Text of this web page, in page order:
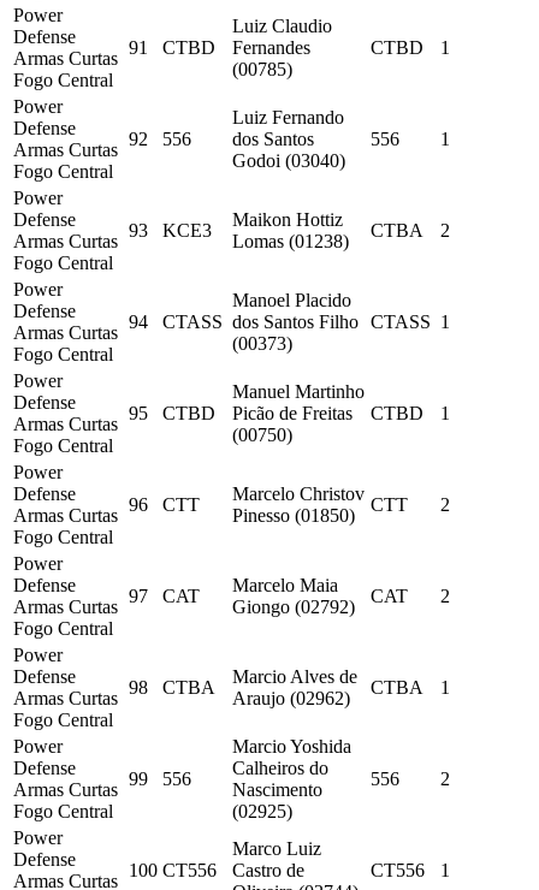
Power
Defense
Armas Curtas
Fogo Central
91 CTBD
Luiz Claudio
Fernandes
(00785)
CTBD 1
Power
Defense
Armas Curtas
Fogo Central
92 556
Luiz Fernando
dos Santos
Godoi (03040)
556 1
Power
Defense
Armas Curtas
Fogo Central
93 KCE3
Maikon Hottiz
Lomas (01238)
CTBA 2
Power
Defense
Armas Curtas
Fogo Central
94 CTASS
Manoel Placido
dos Santos Filho
(00373)
CTASS 1
Power
Defense
Armas Curtas
Fogo Central
95 CTBD
Manuel Martinho
Picão de Freitas
(00750)
CTBD 1
Power
Defense
Armas Curtas
Fogo Central
96 CTT
Marcelo Christov
Pinesso (01850)
CTT 2
Power
Defense
Armas Curtas
Fogo Central
97 CAT
Marcelo Maia
Giongo (02792)
CAT 2
Power
Defense
Armas Curtas
Fogo Central
98 CTBA
Marcio Alves de
Araujo (02962)
CTBA 1
Power
Defense
Armas Curtas
Fogo Central
99 556
Marcio Yoshida
Calheiros do
Nascimento
(02925)
556 2
Power
Defense
Armas Curtas
100 CT556
Marco Luiz
Castro de
CT556 1